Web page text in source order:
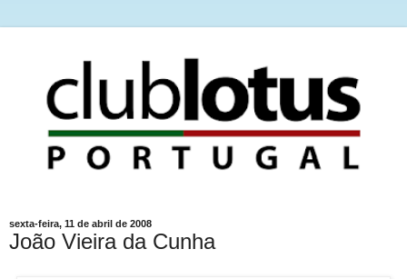
sexta-feira, 11 de abril de 2008
João Vieira da Cunha